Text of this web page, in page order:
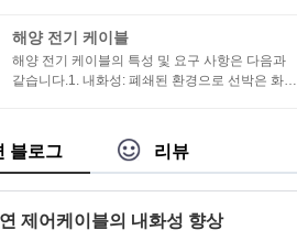
해양 전기 케이블
해양 전기 케이블의 특성 및 요구 사항은 다음과
같습니다.1. 내화성: 폐쇄된 환경으로 선박은 화재
상적인 작동을 유지할 수 있어야 합니다.2. 내유성:
선박 환경에는 종종 오일 오염이 있으며 해양 케이
블로그 리뷰
제어케이블의 내화성 향상